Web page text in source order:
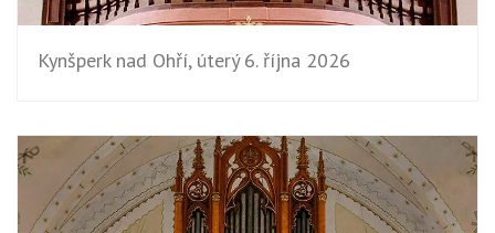
Kynšperk nad Ohří, úterý 6. října 2026